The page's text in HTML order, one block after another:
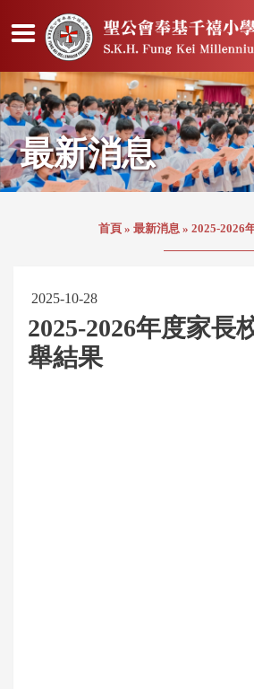
最新消息
首頁 » 最新消息 » 2025-2026
2025-10-28
2025-2026年度家長
舉結果